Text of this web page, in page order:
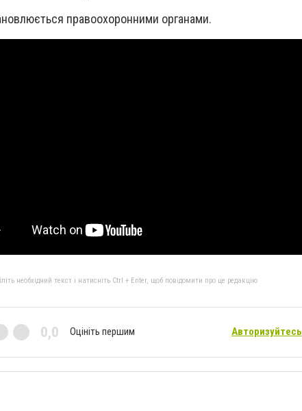
правоохоронними органами.
необхідний текст і натисніть Ctrl + Enter, щоб повідомити про це редакцію
0,0 Оцініть першим Авторизуйтесь